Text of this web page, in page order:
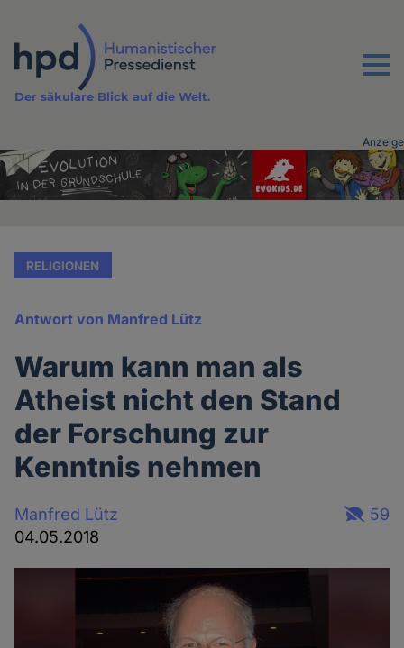
Inhalt
Menu
Der säkulare Blick auf die Welt.
Advertising
vor
Anzeige
RELIGIONEN
Antwort von Manfred Lütz
Warum kann man als
Atheist nicht den Stand
der Forschung zur
Kenntnis nehmen
Manfred Lütz
04.05.2018
59